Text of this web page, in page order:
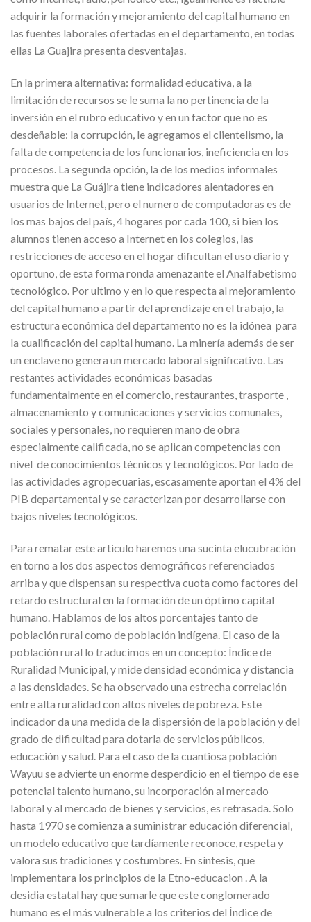
adquirir la formación y mejoramiento del capital humano en
las fuentes laborales ofertadas en el departamento, en todas
ellas La Guajira presenta desventajas.
En la primera alternativa: formalidad educativa, a la
limitación de recursos se le suma la no pertinencia de la
inversión en el rubro educativo y en un factor que no es
desdeñable: la corrupción, le agregamos el clientelismo, la
falta de competencia de los funcionarios, ineficiencia en los
procesos. La segunda opción, la de los medios informales
muestra que La Guájira tiene indicadores alentadores en
usuarios de Internet, pero el numero de computadoras es de
los mas bajos del país, 4 hogares por cada 100, si bien los
alumnos tienen acceso a Internet en los colegios, las
restricciones de acceso en el hogar dificultan el uso diario y
oportuno, de esta forma ronda amenazante el Analfabetismo
tecnológico. Por ultimo y en lo que respecta al mejoramiento
del capital humano a partir del aprendizaje en el trabajo, la
estructura económica del departamento no es la idónea para
la cualificación del capital humano. La minería además de ser
un enclave no genera un mercado laboral significativo. Las
restantes actividades económicas basadas
fundamentalmente en el comercio, restaurantes, trasporte ,
almacenamiento y comunicaciones y servicios comunales,
sociales y personales, no requieren mano de obra
especialmente calificada, no se aplican competencias con
nivel de conocimientos técnicos y tecnológicos. Por lado de
las actividades agropecuarias, escasamente aportan el 4% del
PIB departamental y se caracterizan por desarrollarse con
bajos niveles tecnológicos.
Para rematar este articulo haremos una sucinta elucubración
en torno a los dos aspectos demográficos referenciados
arriba y que dispensan su respectiva cuota como factores del
retardo estructural en la formación de un óptimo capital
humano. Hablamos de los altos porcentajes tanto de
población rural como de población indígena. El caso de la
población rural lo traducimos en un concepto: Índice de
Ruralidad Municipal, y mide densidad económica y distancia
a las densidades. Se ha observado una estrecha correlación
entre alta ruralidad con altos niveles de pobreza. Este
indicador da una medida de la dispersión de la población y del
grado de dificultad para dotarla de servicios públicos,
educación y salud. Para el caso de la cuantiosa población
Wayuu se advierte un enorme desperdicio en el tiempo de ese
potencial talento humano, su incorporación al mercado
laboral y al mercado de bienes y servicios, es retrasada. Solo
hasta 1970 se comienza a suministrar educación diferencial,
un modelo educativo que tardíamente reconoce, respeta y
valora sus tradiciones y costumbres. En síntesis, que
implementara los principios de la Etno-educacion . A la
desidia estatal hay que sumarle que este conglomerado
humano es el más vulnerable a los criterios del Índice de